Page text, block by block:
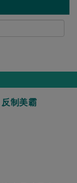
反制美霸